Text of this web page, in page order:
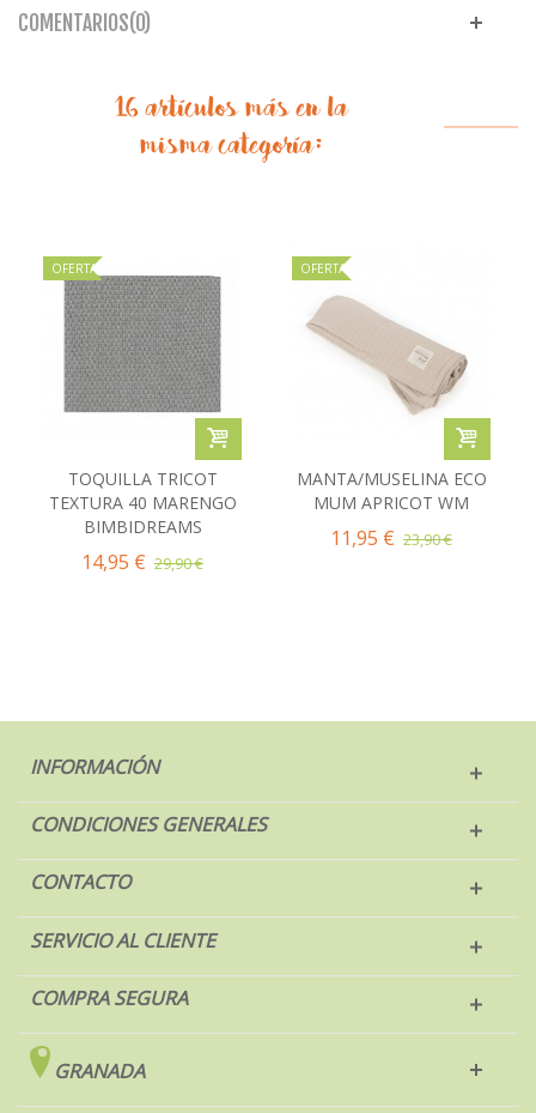
COMENTARIOS(0)
16 artículos más en la
misma categoría:
OFERTA
TOQUILLA TRICOT
TEXTURA 40 MARENGO
BIMBIDREAMS
14,95 € 29,90 €
OFERTA
MANTA/MUSELINA ECO
MUM APRICOT WM
11,95 € 23,90 €
INFORMACIÓN
CONDICIONES GENERALES
CONTACTO
SERVICIO AL CLIENTE
COMPRA SEGURA
GRANADA